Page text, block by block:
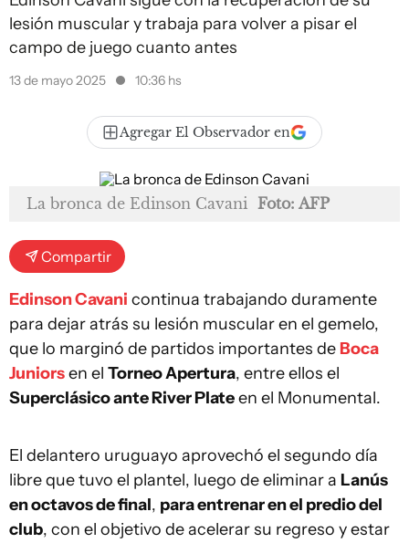
lesión muscular y trabaja para volver a pisar el
campo de juego cuanto antes
13 de mayo 2025 10:36 hs
Agregar El Observador en
La bronca de Edinson Cavani Foto: AFP
Compartir
Edinson Cavani continua trabajando duramente
para dejar atrás su lesión muscular en el gemelo,
que lo marginó de partidos importantes de Boca
Juniorsen el Torneo Apertura, entre ellos el
Superclásico ante River Plateen el Monumental.
El delantero uruguayo aprovechó el segundo día
libre que tuvo el plantel, luego de eliminar a Lanús
en octavos de final, para entrenar en el predio del
club, con el objetivo de acelerar su regreso y estar